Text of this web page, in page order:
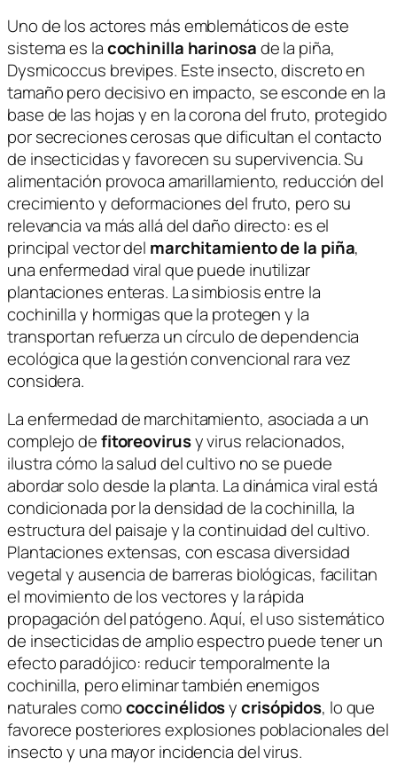
Uno de los actores más emblemáticos de este
sistema es lacochinilla harinosade la piña,
Dysmicoccus brevipes. Este insecto, discreto en
tamaño pero decisivo en impacto, se esconde en la
base de las hojas y en la corona del fruto, protegido
por secreciones cerosas que dificultan el contacto
de insecticidas y favorecen su supervivencia. Su
alimentación provoca amarillamiento, reducción del
crecimiento y deformaciones del fruto, pero su
relevancia va más allá del daño directo: es el
principal vector del marchitamiento de la piña,
una enfermedad viral que puede inutilizar
plantaciones enteras. La simbiosis entre la
cochinilla y hormigas que la protegen y la
transportan refuerza un círculo de dependencia
ecológica que la gestión convencional rara vez
considera.
La enfermedad de marchitamiento, asociada a un
complejo defitoreovirusy virus relacionados,
ilustra cómo la salud del cultivo no se puede
abordar solo desde la planta. La dinámica viral está
condicionada por la densidad de la cochinilla, la
estructura del paisaje y la continuidad del cultivo.
Plantaciones extensas, con escasa diversidad
vegetal y ausencia de barreras biológicas, facilitan
el movimiento de los vectores y la rápida
propagación del patógeno. Aquí, el uso sistemático
de insecticidas de amplio espectro puede tener un
efecto paradójico: reducir temporalmente la
cochinilla, pero eliminar también enemigos
naturales comococcinélidosycrisópidos, lo que
favorece posteriores explosiones poblacionales del
insecto y una mayor incidencia del virus.